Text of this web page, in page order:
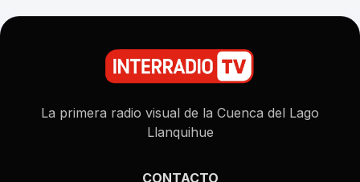
La primera radio visual de la Cuenca del Lago
Llanquihue
CONTACTO